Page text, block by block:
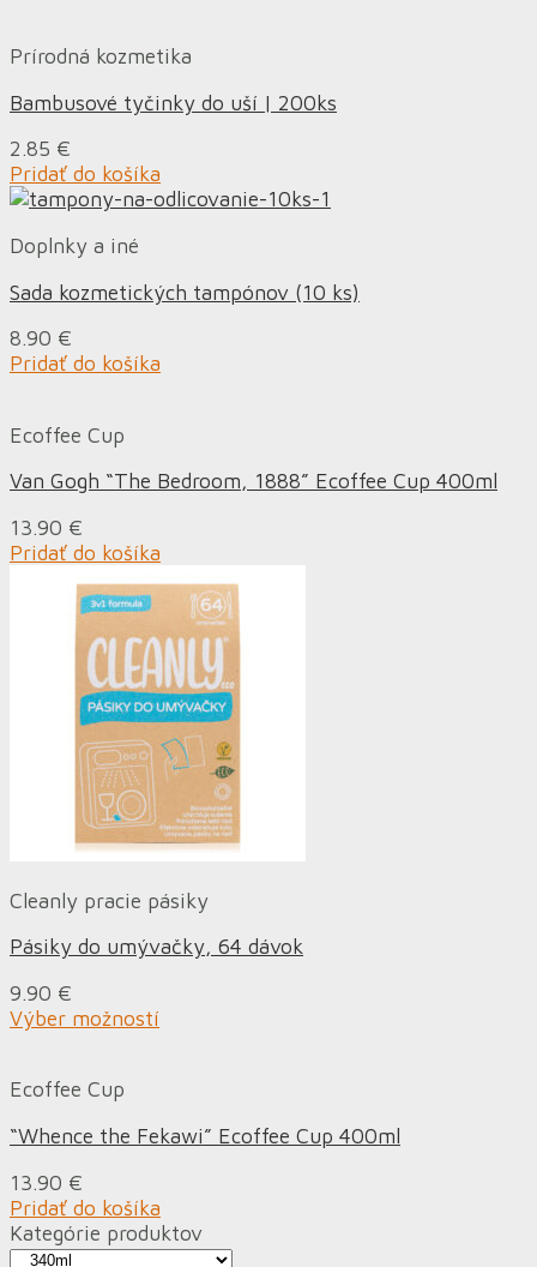
Prírodná kozmetika
Bambusové tyčinky do uší | 200ks
2.85 €
Pridať do košíka
Doplnky a iné
Sada kozmetických tampónov (10 ks)
8.90 €
Pridať do košíka
Ecoffee Cup
Van Gogh “The Bedroom, 1888” Ecoffee Cup 400ml
13.90 €
Pridať do košíka
Cleanly pracie pásiky
Pásiky do umývačky, 64 dávok
9.90 €
Výber možností
Ecoffee Cup
“Whence the Fekawi” Ecoffee Cup 400ml
13.90 €
Pridať do košíka
Kategórie produktov